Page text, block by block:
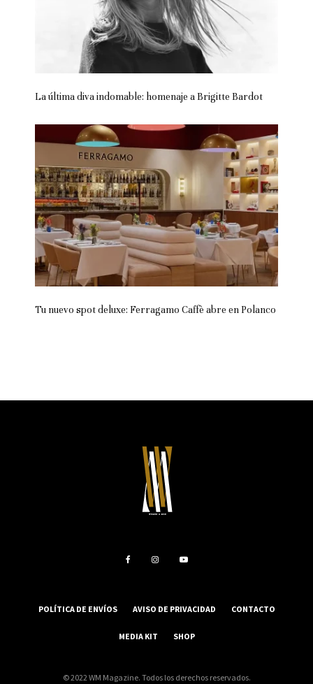
La última diva indomable: homenaje a Brigitte Bardot
Tu nuevo spot deluxe: Ferragamo Caffè abre en Polanco
POLÍTICA DE ENVÍOS AVISO DE PRIVACIDAD CONTACTO
MEDIA KIT SHOP
© 2022 WM Magazine. Todos los derechos reservados.